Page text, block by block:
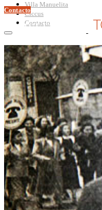
Villa Manuelita
Ciccus
Contacto
Contacto
Perón
Evita
Documentos
Curso Evita Capitana
Videos
Efemérides